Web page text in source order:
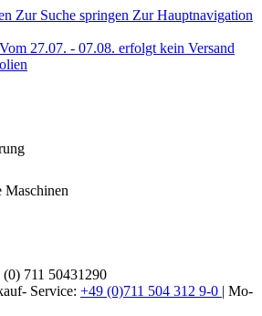
Zur Suche springen Zur Hauptnavigation
27.07. - 07.08. erfolgt kein Versand
Maschinen
(0) 711 50431290
Service: +49 (0)711 504 312 9-0 | Mo-